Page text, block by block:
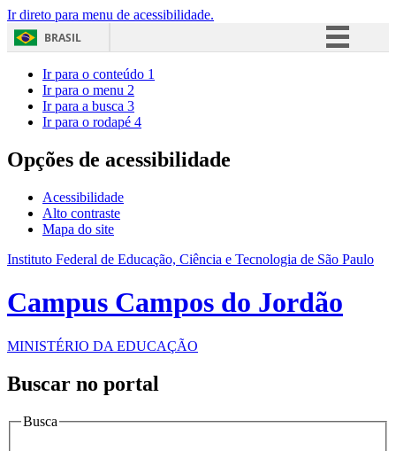
Ir direto para menu de acessibilidade.
BRASIL
Acesso à informação
Ir para o conteúdo 1
Ir para o menu 2
Ir para a busca 3
Ir para o rodapé 4
Opções de acessibilidade
Acessibilidade
Alto contraste
Mapa do site
Instituto Federal de Educação, Ciência e Tecnologia de São Paulo
Campus Campos do Jordão
MINISTÉRIO DA EDUCAÇÃO
Buscar no portal
Busca